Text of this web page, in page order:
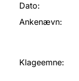
Dato:
Ankenævn:
Klageemne: